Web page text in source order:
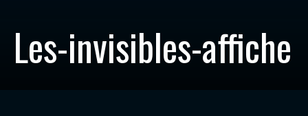
Les-invisibles-affiche